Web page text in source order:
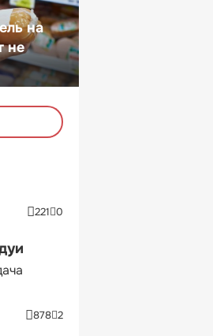
на
не
221 0
878 2